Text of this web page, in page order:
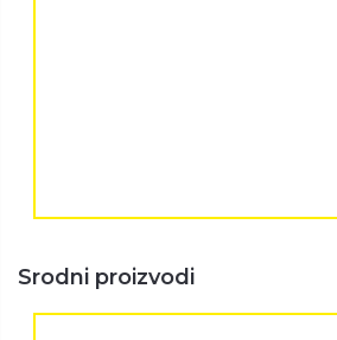
Srodni proizvodi